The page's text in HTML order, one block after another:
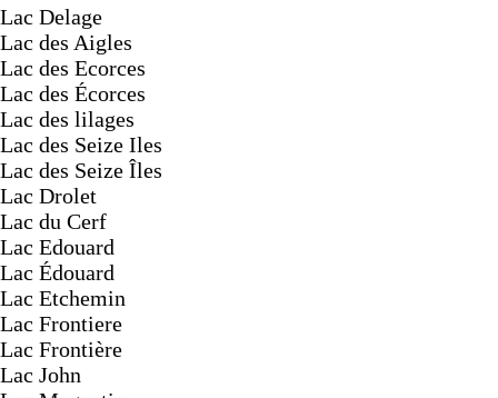
Lac Delage
Lac des Aigles
Lac des Ecorces
Lac des Écorces
Lac des lilages
Lac des Seize Iles
Lac des Seize Îles
Lac Drolet
Lac du Cerf
Lac Edouard
Lac Édouard
Lac Etchemin
Lac Frontiere
Lac Frontière
Lac John